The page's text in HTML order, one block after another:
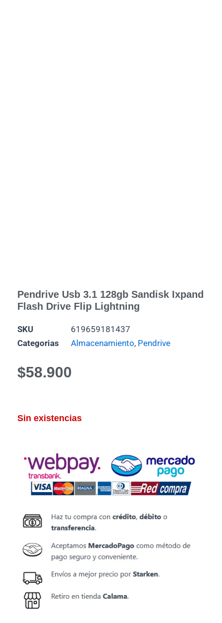
Pendrive Usb 3.1 128gb Sandisk Ixpand
Flash Drive Flip Lightning
SKU
619659181437
Categorias
Almacenamiento, Pendrive
$58.900
Sin existencias